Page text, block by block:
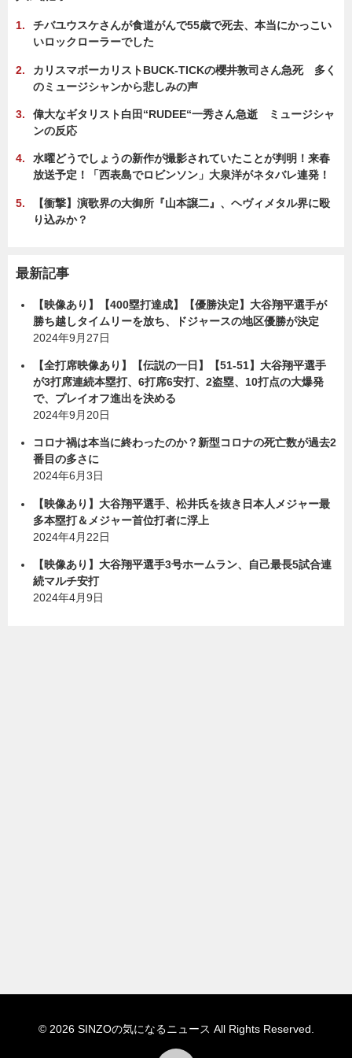
チバユウスケさんが食道がんで55歳で死去、本当にかっこい
いロックローラーでした
カリスマボーカリストBUCK-TICKの櫻井敦司さん急死 多く
のミュージシャンから悲しみの声
偉大なギタリスト白田“RUDEE“一秀さん急逝 ミュージシャ
ンの反応
水曜どうでしょうの新作が撮影されていたことが判明！来春
放送予定！「西表島でロビンソン」大泉洋がネタバレ連発！
【衝撃】演歌界の大御所『山本譲二』、ヘヴィメタル界に殴
り込みか？
最新記事
【映像あり】【400塁打達成】【優勝決定】大谷翔平選手が
勝ち越しタイムリーを放ち、ドジャースの地区優勝が決定
2024年9月27日
【全打席映像あり】【伝説の一日】【51-51】大谷翔平選手
が3打席連続本塁打、6打席6安打、2盗塁、10打点の大爆発
で、プレイオフ進出を決める
2024年9月20日
コロナ禍は本当に終わったのか？新型コロナの死亡数が過去2
番目の多さに
2024年6月3日
【映像あり】大谷翔平選手、松井氏を抜き日本人メジャー最
多本塁打＆メジャー首位打者に浮上
2024年4月22日
【映像あり】大谷翔平選手3号ホームラン、自己最長5試合連
続マルチ安打
2024年4月9日
© 2026 SINZOの気になるニュース All Rights Reserved.